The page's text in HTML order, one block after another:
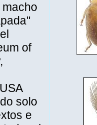
of
solo
e